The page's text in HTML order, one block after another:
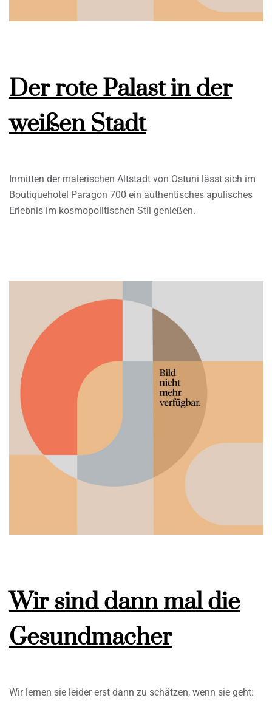
Der rote Palast in der
weißen Stadt
Inmitten der malerischen Altstadt von Ostuni lässt sich im
Boutiquehotel Paragon 700 ein authentisches apulisches
Erlebnis im kosmopolitischen Stil genießen.
Wir sind dann mal die
Gesundmacher
Wir lernen sie leider erst dann zu schätzen, wenn sie geht: